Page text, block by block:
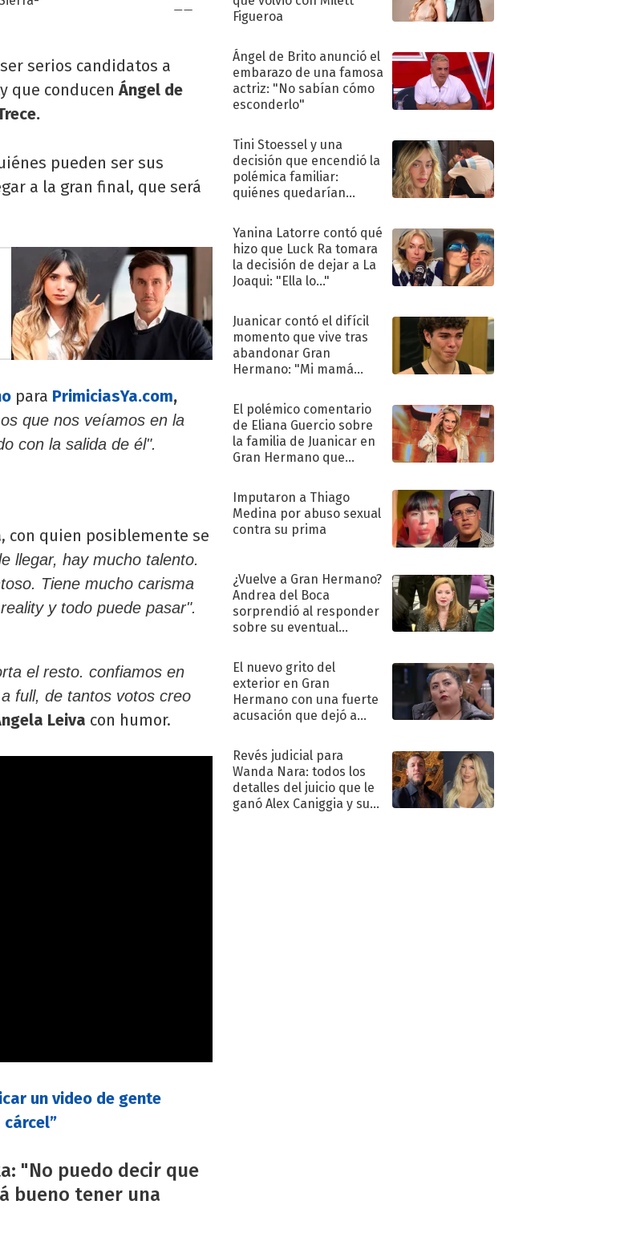
serios candidatos a
que conducenÁngel de
pueden ser sus
a la gran final, que será
para PrimiciasYa.com,
que nos veíamos en la
con la salida de él".
, con quien posiblemente se
llegar, hay mucho talento.
Tiene mucho carisma
y todo puede pasar".
el resto. confiamos en
full, de tantos votos creo
Leiva con humor.
un video de gente
cárcel”
"No puedo decir que
bueno tener una
Figueroa
Ángel de Brito anunció el
embarazo de una famosa
actriz: "No sabían cómo
esconderlo"
Tini Stoessel y una
decisión que encendió la
polémica familiar:
quiénes quedarían
Yanina Latorre contó qué
hizo que Luck Ra tomara
la decisión de dejar a La
Joaqui: "Ella lo..."
Juanicar contó el difícil
momento que vive tras
abandonar Gran
Hermano: "Mi mamá
El polémico comentario
de Eliana Guercio sobre
la familia de Juanicar en
Gran Hermano que
Imputaron a Thiago
Medina por abuso sexual
contra su prima
¿Vuelve a Gran Hermano?
Andrea del Boca
sorprendió al responder
sobre su eventual
El nuevo grito del
exterior en Gran
Hermano con una fuerte
acusación que dejó a
"Traidora"
Revés judicial para
Wanda Nara: todos los
detalles del juicio que le
ganó Alex Caniggia y sus